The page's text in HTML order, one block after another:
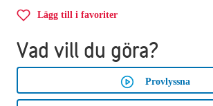
Lägg till i favoriter
Vad vill du göra?
Provlyssna